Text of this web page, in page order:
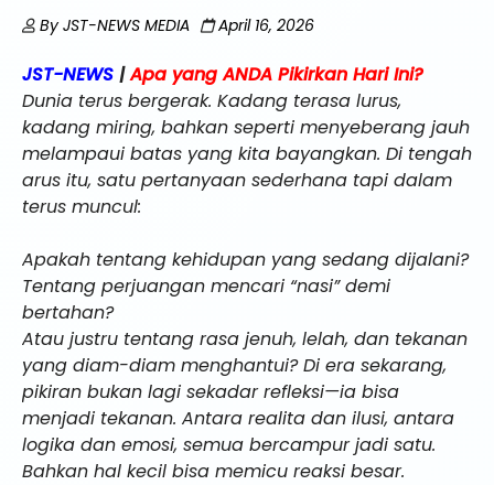
ByJST-NEWS MEDIA April 16, 2026
JST-NEWS |Apa yang ANDA Pikirkan Hari Ini?
Dunia terus bergerak. Kadang terasa lurus,
kadang miring, bahkan seperti menyeberang jauh
melampaui batas yang kita bayangkan. Di tengah
arus itu, satu pertanyaan sederhana tapi dalam
terus muncul:
Apakah tentang kehidupan yang sedang dijalani?
Tentang perjuangan mencari “nasi” demi
bertahan?
Atau justru tentang rasa jenuh, lelah, dan tekanan
yang diam-diam menghantui? Di era sekarang,
pikiran bukan lagi sekadar refleksi—ia bisa
menjadi tekanan. Antara realita dan ilusi, antara
logika dan emosi, semua bercampur jadi satu.
Bahkan hal kecil bisa memicu reaksi besar.